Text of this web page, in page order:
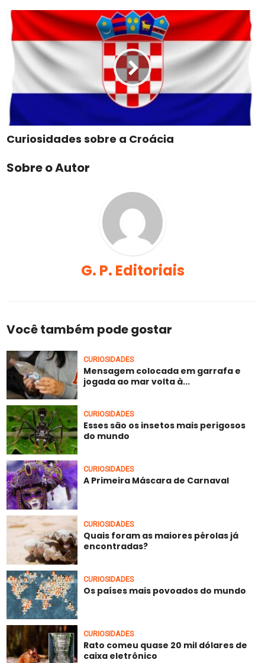
Curiosidades sobre a Croácia
Sobre o Autor
G. P. Editoriais
Você também pode gostar
CURIOSIDADES
Mensagem colocada em garrafa e
jogada ao mar volta à...
CURIOSIDADES
Esses são os insetos mais perigosos
do mundo
CURIOSIDADES
A Primeira Máscara de Carnaval
CURIOSIDADES
Quais foram as maiores pérolas já
encontradas?
CURIOSIDADES
Os países mais povoados do mundo
CURIOSIDADES
Rato comeu quase 20 mil dólares de
caixa eletrônico